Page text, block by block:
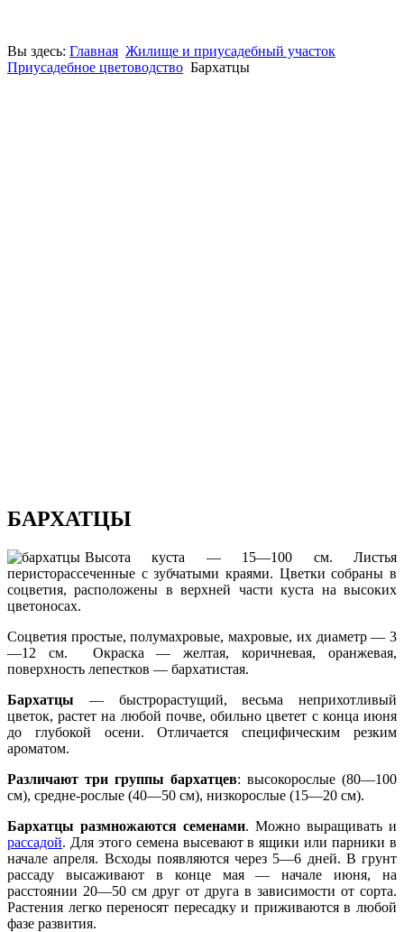
Вы здесь: Главная Жилище и приусадебный участок
Приусадебное цветоводство Бархатцы
БАРХАТЦЫ
Высота куста — 15—100 см. Листья
перисторассеченные с зубчатыми краями. Цветки собраны в
соцветия, расположены в верхней части куста на высоких
цветоносах.
Соцветия простые, полумахровые, махровые, их диаметр — 3
—12 см. Окраска — желтая, коричневая, оранжевая,
поверхность лепестков — бархатистая.
Бархатцы — быстрорастущий, весьма неприхотливый
цветок, растет на любой почве, обильно цветет с конца июня
до глубокой осени. Отличается специфическим резким
ароматом.
Различают три группы бархатцев: высокорослые (80—100
см), средне-рослые (40—50 см), низкорослые (15—20 см).
Бархатцы размножаются семенами. Можно выращивать и
рассадой. Для этого семена высевают в ящики или парники в
начале апреля. Всходы появляются через 5—6 дней. В грунт
рассаду высаживают в конце мая — начале июня, на
расстоянии 20—50 см друг от друга в зависимости от сорта.
Растения легко переносят пересадку и приживаются в любой
фазе развития.